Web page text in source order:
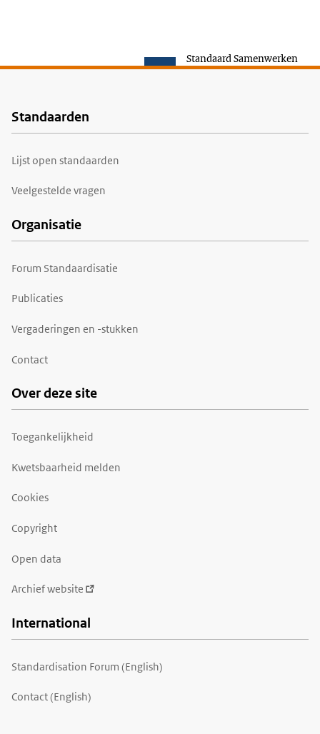
Standaard Samenwerken
Voet
Standaarden
Lijst open standaarden
Veelgestelde vragen
Organisatie
Forum Standaardisatie
Publicaties
Vergaderingen en -stukken
Contact
Over deze site
Toegankelijkheid
Kwetsbaarheid melden
Cookies
Copyright
Open data
Archief website
International
Standardisation Forum (English)
Contact (English)